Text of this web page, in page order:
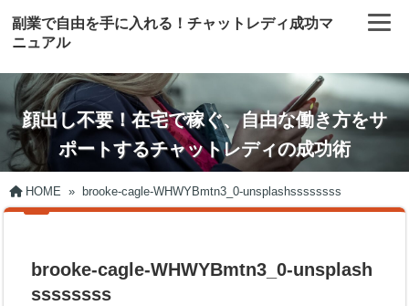
副業で自由を手に入れる！チャットレディ成功マ
ニュアル
顔出し不要！在宅で稼ぐ、自由な働き方をサ
ポートするチャットレディの成功術
HOME » brooke-cagle-WHWYBmtn3_0-unsplashssssssss
brooke-cagle-WHWYBmtn3_0-unsplash
ssssssss